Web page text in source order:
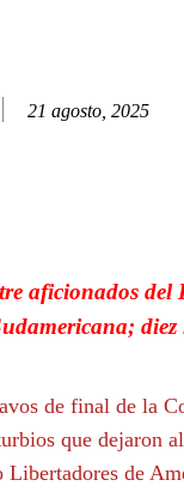
21 agosto, 2025
aficionados del
diez
de final de la
que dejaron
Libertadores de